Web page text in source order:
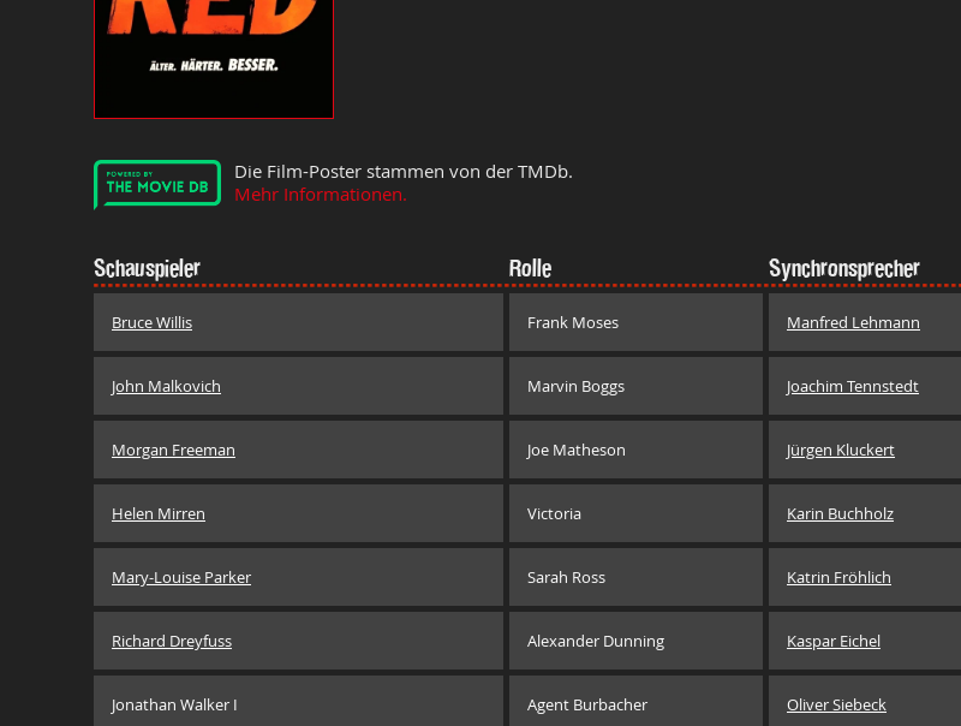
Die Film-Poster stammen von der TMDb.
Mehr Informationen.
Schauspieler Rolle Synchronsprecher
Bruce Willis Frank Moses Manfred Lehmann
John Malkovich Marvin Boggs Joachim Tennstedt
Morgan Freeman Joe Matheson Jürgen Kluckert
Helen Mirren Victoria Karin Buchholz
Mary-Louise Parker Sarah Ross Katrin Fröhlich
Richard Dreyfuss Alexander Dunning Kaspar Eichel
Jonathan Walker I Agent Burbacher Oliver Siebeck